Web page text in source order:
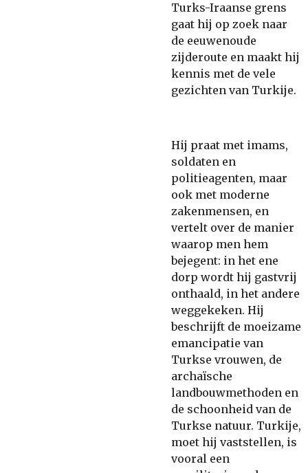
Turks-Iraanse grens
gaat hij op zoek naar
de eeuwenoude
zijderoute en maakt hij
kennis met de vele
gezichten van Turkije.
Hij praat met imams,
soldaten en
politieagenten, maar
ook met moderne
zakenmensen, en
vertelt over de manier
waarop men hem
bejegent: in het ene
dorp wordt hij gastvrij
onthaald, in het andere
weggekeken. Hij
beschrijft de moeizame
emancipatie van
Turkse vrouwen, de
archaïsche
landbouwmethoden en
de schoonheid van de
Turkse natuur. Turkije,
moet hij vaststellen, is
vooral een